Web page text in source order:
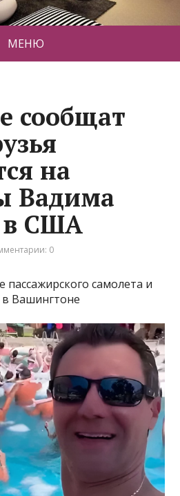
МЕНЮ
сообщат
на
Вадима
в США
0
самолета и
в Вашингтоне